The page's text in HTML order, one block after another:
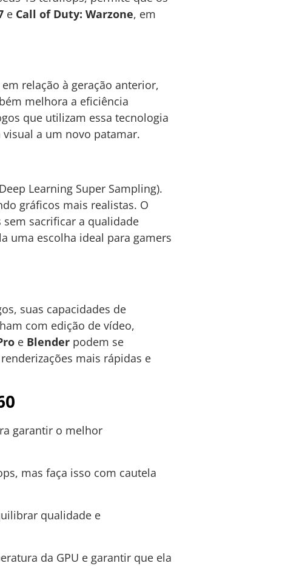
e Call of Duty: Warzone, em
relação à geração anterior,
melhora a eficiência
que utilizam essa tecnologia
a um novo patamar.
Learning Super Sampling).
gráficos mais realistas. O
sem sacrificar a qualidade
uma escolha ideal para gamers
suas capacidades de
com edição de vídeo,
e Blender podem se
mais rápidas e
garantir o melhor
mas faça isso com cautela
qualidade e
da GPU e garantir que ela